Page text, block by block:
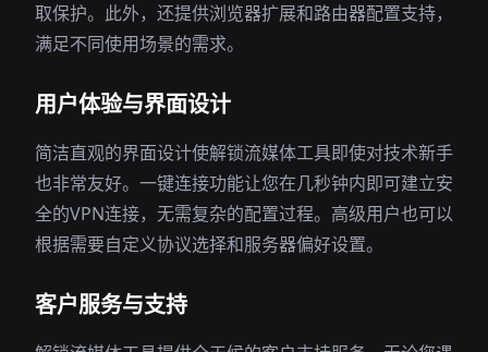
取保护。此外，还提供浏览器扩展和路由器配置支持，
满足不同使用场景的需求。
用户体验与界面设计
简洁直观的界面设计使解锁流媒体工具即使对技术新手
也非常友好。一键连接功能让您在几秒钟内即可建立安
全的VPN连接，无需复杂的配置过程。高级用户也可以
根据需要自定义协议选择和服务器偏好设置。
客户服务与支持